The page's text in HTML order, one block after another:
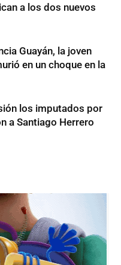
a los dos nuevos
Guayán, la joven
en un choque en la
los imputados por
a Santiago Herrero